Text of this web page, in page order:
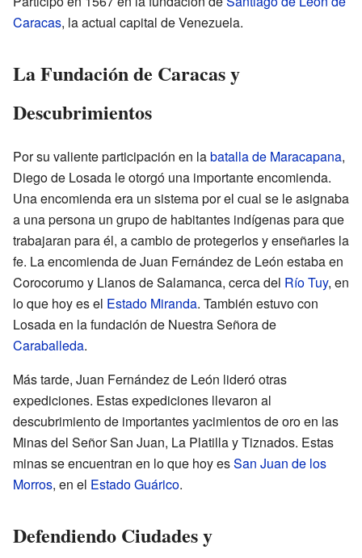
Caracas, la actual capital de Venezuela.
La Fundación de Caracas y
Descubrimientos
Por su valiente participación en labatalla de Maracapana,
Diego de Losada le otorgó una importante encomienda.
Una encomienda era un sistema por el cual se le asignaba
a una persona un grupo de habitantes indígenas para que
trabajaran para él, a cambio de protegerlos y enseñarles la
fe. La encomienda de Juan Fernández de León estaba en
Corocorumo y Llanos de Salamanca, cerca del Río Tuy, en
lo que hoy es el Estado Miranda. También estuvo con
Losada en la fundación de Nuestra Señora de
Caraballeda.
Más tarde, Juan Fernández de León lideró otras
expediciones. Estas expediciones llevaron al
descubrimiento de importantes yacimientos de oro en las
Minas del Señor San Juan, La Platilla y Tiznados. Estas
minas se encuentran en lo que hoy esSan Juan de los
Morros, en el Estado Guárico.
Defendiendo Ciudades y